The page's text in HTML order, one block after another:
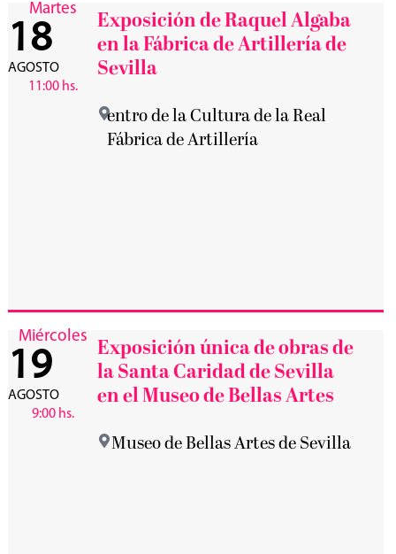
Martes
18
AGOSTO
11:00 hs.
Exposición de Raquel Algaba
en la Fábrica de Artillería de
Sevilla
entro de la Cultura de la Real
Fábrica de Artillería
Miércoles
19
AGOSTO
9:00 hs.
Exposición única de obras de
la Santa Caridad de Sevilla
en el Museo de Bellas Artes
Museo de Bellas Artes de Sevilla